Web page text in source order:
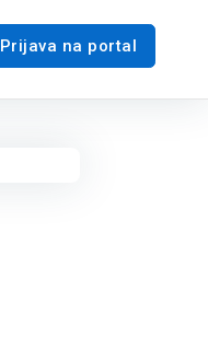
Prijava na portal